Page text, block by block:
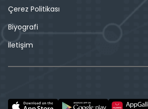
Çerez Politikası
Biyografi
İletişim